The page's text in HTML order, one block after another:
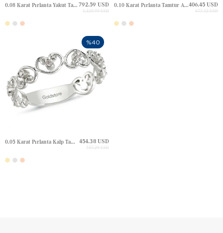
0.08 Karat Pırlanta Yakut Tamtur Altın Yüzük 792.59 USD
1,320.99 USD
0.10 Karat Pırlanta Tamtur Altın Yüzük406.45 USD
677.42 USD
0.05 Karat Pırlanta Kalp Tamtur Altın Yüzük 454.38 USD
757.29 USD
%40